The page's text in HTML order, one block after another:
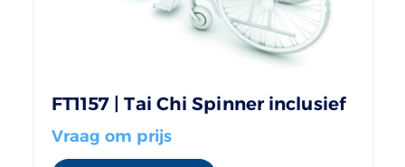
FT1157 | Tai Chi Spinner inclusief
Vraag om prijs